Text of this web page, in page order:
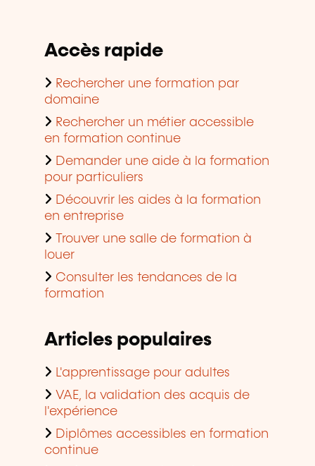
Accès rapide
Rechercher une formation par
domaine
Rechercher un métier accessible
en formation continue
Demander une aide à la formation
pour particuliers
Découvrir les aides à la formation
en entreprise
Trouver une salle de formation à
louer
Consulter les tendances de la
formation
Articles populaires
L'apprentissage pour adultes
VAE, la validation des acquis de
l'expérience
Diplômes accessibles en formation
continue